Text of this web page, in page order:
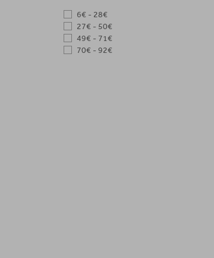
6€ - 28€
27€ - 50€
49€ - 71€
70€ - 92€